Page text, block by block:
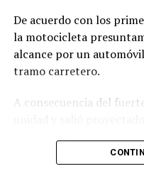
De acuerdo con los
la motocicleta
alcance por un
tramo carretero.
A consecuencia del
Testigos del accidente